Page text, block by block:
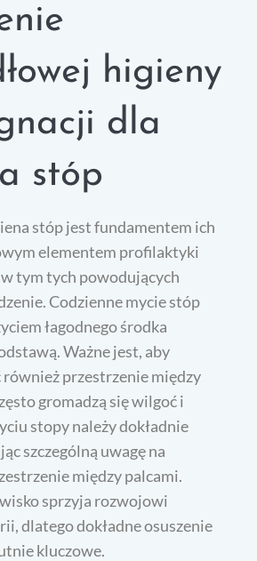
higieny
dla
stóp
stóp jest fundamentem ich
elementem profilaktyki
tym tych powodujących
Codzienne mycie stóp
łagodnego środka
Ważne jest, aby
również przestrzenie między
gromadzą się wilgoć i
stopy należy dokładnie
szczególną uwagę na
między palcami.
sprzyja rozwojowi
dlatego dokładne osuszenie
kluczowe.